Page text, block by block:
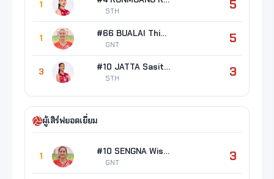
1
STH 5
1 #66 BUALAI Thipsuda
GNT 5
3 #10 JATTA Sasithorn
STH 3
ผู้เสิร์ฟยอดเยี่ยม
1 #10 SENGNA Wisaruta
GNT 3